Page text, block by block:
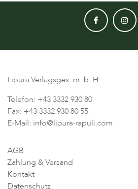
Lipura Verlagsges. m. b. H.
Telefon: +43 3332 930 80
Fax: +43 3332 930 80 55
E-Mail: info@lipura-rapuli.com
AGB
Zahlung & Versand
Kontakt
Datenschutz